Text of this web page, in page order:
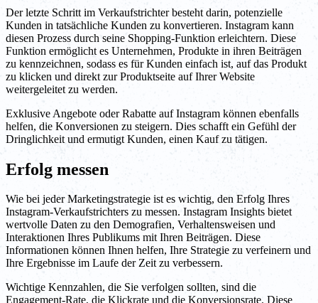
Der letzte Schritt im Verkaufstrichter besteht darin, potenzielle
Kunden in tatsächliche Kunden zu konvertieren. Instagram kann
diesen Prozess durch seine Shopping-Funktion erleichtern. Diese
Funktion ermöglicht es Unternehmen, Produkte in ihren Beiträgen
zu kennzeichnen, sodass es für Kunden einfach ist, auf das Produkt
zu klicken und direkt zur Produktseite auf Ihrer Website
weitergeleitet zu werden.
Exklusive Angebote oder Rabatte auf Instagram können ebenfalls
helfen, die Konversionen zu steigern. Dies schafft ein Gefühl der
Dringlichkeit und ermutigt Kunden, einen Kauf zu tätigen.
Erfolg messen
Wie bei jeder Marketingstrategie ist es wichtig, den Erfolg Ihres
Instagram-Verkaufstrichters zu messen. Instagram Insights bietet
wertvolle Daten zu den Demografien, Verhaltensweisen und
Interaktionen Ihres Publikums mit Ihren Beiträgen. Diese
Informationen können Ihnen helfen, Ihre Strategie zu verfeinern und
Ihre Ergebnisse im Laufe der Zeit zu verbessern.
Wichtige Kennzahlen, die Sie verfolgen sollten, sind die
Engagement-Rate, die Klickrate und die Konversionsrate. Diese